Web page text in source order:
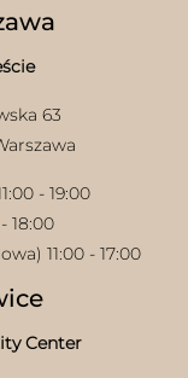
63
- 19:00
18:00
11:00 - 17:00
Center